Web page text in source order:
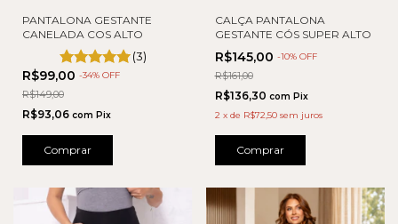
PANTALONA GESTANTE
CANELADA COS ALTO
(3)
R$99,00 -34% OFF
R$149,00
R$93,06 com Pix
Comprar
CALÇA PANTALONA
GESTANTE CÓS SUPER ALTO
R$145,00 -10% OFF
R$161,00
R$136,30 com Pix
2 x de R$72,50 sem juros
Comprar